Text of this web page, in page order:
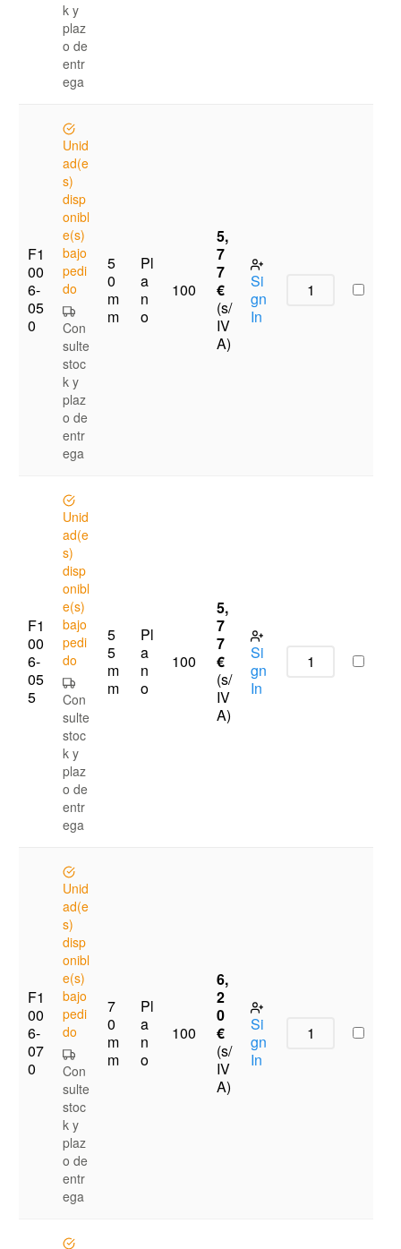
k y
plaz
o de
entr
ega
F1
00
6-
05
0
Unid
ad(e
s)
disp
onibl
e(s)
bajo
pedi
do
Con
sulte
stoc
k y
plaz
o de
entr
ega
5
0
m
m
Pl
a
n
o
100
5,
7
7
€
(s/
IV
A)
Si
gn
In
F1
00
6-
05
5
Unid
ad(e
s)
disp
onibl
e(s)
bajo
pedi
do
Con
sulte
stoc
k y
plaz
o de
entr
ega
5
5
m
m
Pl
a
n
o
100
5,
7
7
€
(s/
IV
A)
Si
gn
In
F1
00
6-
07
0
Unid
ad(e
s)
disp
onibl
e(s)
bajo
pedi
do
Con
sulte
stoc
k y
plaz
o de
entr
ega
7
0
m
m
Pl
a
n
o
100
6,
2
0
€
(s/
IV
A)
Si
gn
In